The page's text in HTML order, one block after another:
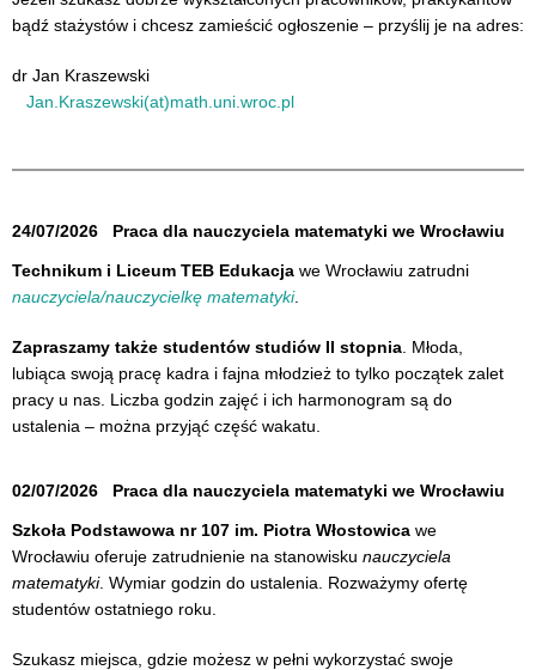
bądź stażystów i chcesz zamieścić ogłoszenie – przyślij je na adres:
dr Jan Kraszewski
Jan.Kraszewski(at)math.uni.wroc.pl
24/07/2026 Praca dla nauczyciela matematyki we Wrocławiu
Technikum i Liceum TEB Edukacja we Wrocławiu zatrudni
nauczyciela/nauczycielkę matematyki.
Zapraszamy także studentów studiów II stopnia . Młoda,
lubiąca swoją pracę kadra i fajna młodzież to tylko początek zalet
pracy u nas. Liczba godzin zajęć i ich harmonogram są do
ustalenia – można przyjąć część wakatu.
02/07/2026 Praca dla nauczyciela matematyki we Wrocławiu
Szkoła Podstawowa nr 107 im. Piotra Włostowica we
Wrocławiu oferuje zatrudnienie na stanowisku nauczyciela
matematyki. Wymiar godzin do ustalenia. Rozważymy ofertę
studentów ostatniego roku.
Szukasz miejsca, gdzie możesz w pełni wykorzystać swoje